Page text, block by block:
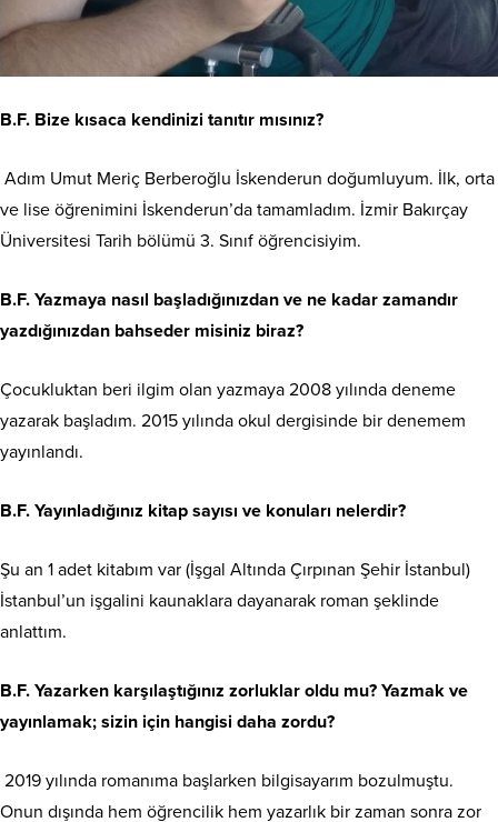
B.F. Bize kısaca kendinizi tanıtır mısınız?
Adım Umut Meriç Berberoğlu İskenderun doğumluyum. İlk, orta
ve lise öğrenimini İskenderun’da tamamladım. İzmir Bakırçay
Üniversitesi Tarih bölümü 3. Sınıf öğrencisiyim.
B.F. Yazmaya nasıl başladığınızdan ve ne kadar zamandır
yazdığınızdan bahseder misiniz biraz?
Çocukluktan beri ilgim olan yazmaya 2008 yılında deneme
yazarak başladım. 2015 yılında okul dergisinde bir denemem
yayınlandı.
B.F. Yayınladığınız kitap sayısı ve konuları nelerdir?
Şu an 1 adet kitabım var (İşgal Altında Çırpınan Şehir İstanbul)
İstanbul’un işgalini kaunaklara dayanarak roman şeklinde
anlattım.
B.F. Yazarken karşılaştığınız zorluklar oldu mu? Yazmak ve
yayınlamak; sizin için hangisi daha zordu?
2019 yılında romanıma başlarken bilgisayarım bozulmuştu.
Onun dışında hem öğrencilik hem yazarlık bir zaman sonra zor